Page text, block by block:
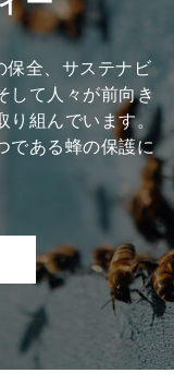
保全、サステナビ
して人々が前向き
り組んでいます。
である蜂の保護に